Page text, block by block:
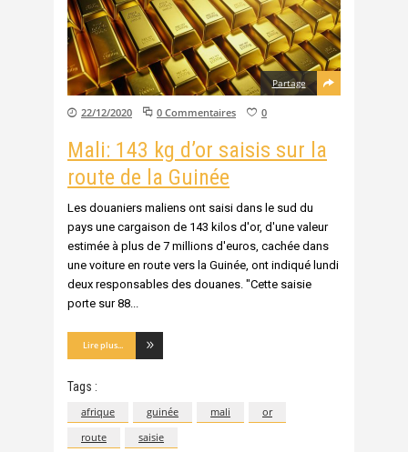
Partage
22/12/2020 0 Commentaires 0
Mali: 143 kg d’or saisis sur la
route de la Guinée
Les douaniers maliens ont saisi dans le sud du
pays une cargaison de 143 kilos d'or, d'une valeur
estimée à plus de 7 millions d'euros, cachée dans
une voiture en route vers la Guinée, ont indiqué lundi
deux responsables des douanes. "Cette saisie
porte sur 88
Lire plus...
Tags :
afrique guinée mali
or
route
saisie